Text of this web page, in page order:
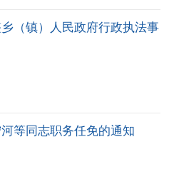
（镇）人民政府行政执法事
等同志职务任免的通知